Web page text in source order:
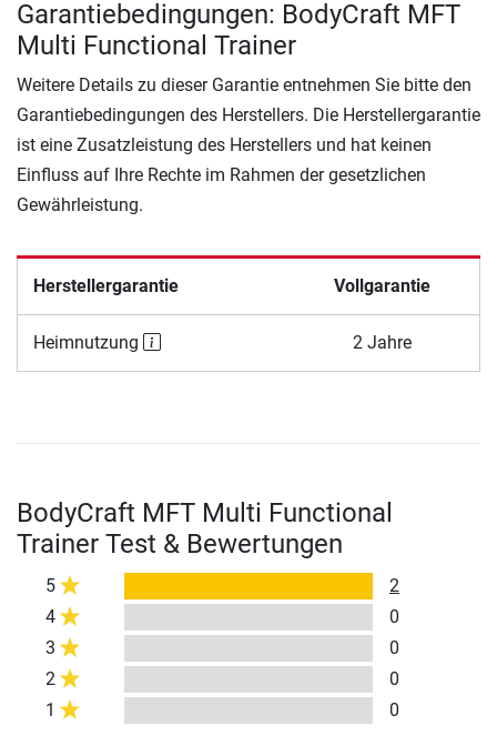
Garantiebedingungen: BodyCraft MFT
Multi Functional Trainer
Weitere Details zu dieser Garantie entnehmen Sie bitte den
Garantiebedingungen des Herstellers. Die Herstellergarantie
ist eine Zusatzleistung des Herstellers und hat keinen
Einfluss auf Ihre Rechte im Rahmen der gesetzlichen
Gewährleistung.
Herstellergarantie Vollgarantie
Heimnutzung 2 Jahre
BodyCraft MFT Multi Functional
Trainer Test & Bewertungen
5
2
4
0
3
0
2
0
1
0